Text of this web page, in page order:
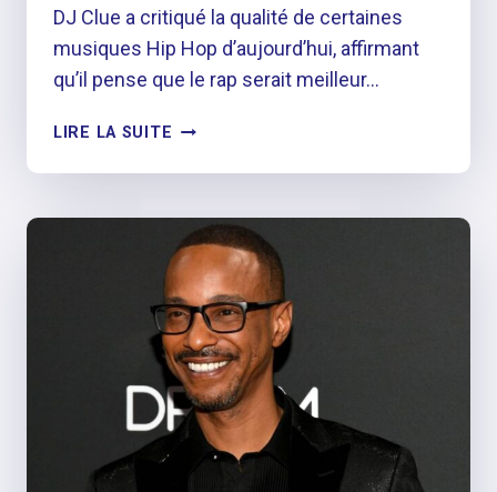
DJ Clue a critiqué la qualité de certaines
musiques Hip Hop d’aujourd’hui, affirmant
qu’il pense que le rap serait meilleur…
LIRE LA SUITE DJ
FAIT
MUSIQUE
RAP
« AFFREUSE »
D’AUJOURD’HUI :
« CERTAINES
DE
CES
CHANSONS
SONT